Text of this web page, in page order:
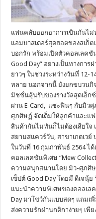
แฟนคลับออกอาการเขินกันไม่
แอมบาสเดอร์สุดฮอตของสเก็
บอกรัก พร้อมเปิดตัวคอลเลคชัน
Good Day” อย่างเป็นทางการ
ยาวๆ ในช่วงระหว่างวันที่ 12-
ทลาย นอกจากนี้ ยังยกขบวน
มิชชั่นลุ้นรับของรางวัลสุดเอ็ก
ผ่าน E-Card, แซะฟินๆ กับมิวศุ
ศุภศิษฏ์ จัดเต็มให้ลูกค้าและแ
สินค้ากันไม่ทันก็ไม่ต้องเสียใจ
สยามสแควร์วัน, สาขาเกตเวย์
ในวันที่ 16 กุมภาพันธ์ 2564 ได้
คอลเลคชันพิเศษ “Mew
ความสนุกสนานโดย มิว-ศุภศิ
เซ็ปต์ Good Day โดยมี ดีเจนุ้
แนะนำความพิเศษของคอลเล
Day มาโชว์กันแบบสดๆ แถม
ส่งความรักผ่านกติกาง่ายๆ เพี